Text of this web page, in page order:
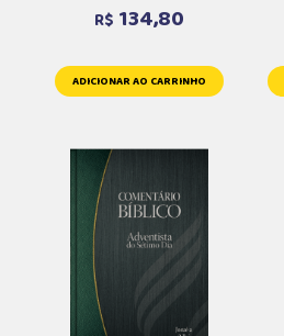
R$ 134,80
ADICIONAR AO CARRINHO